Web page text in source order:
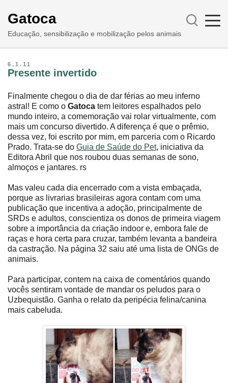
Gatoca
Educação, sensibilização e mobilização pelos animais
6.1.11
Presente invertido
Finalmente chegou o dia de dar férias ao meu inferno
astral! E como o Gatoca tem leitores espalhados pelo
mundo inteiro, a comemoração vai rolar virtualmente, com
mais um concurso divertido. A diferença é que o prêmio,
dessa vez, foi escrito por mim, em parceria com o Ricardo
Prado. Trata-se do Guia de Saúde do Pet, iniciativa da
Editora Abril que nos roubou duas semanas de sono,
almoços e jantares. rs
Mas valeu cada dia encerrado com a vista embaçada,
porque as livrarias brasileiras agora contam com uma
publicação que incentiva a adoção, principalmente de
SRDs e adultos, conscientiza os donos de primeira viagem
sobre a importância da criação indoor e, embora fale de
raças e hora certa para cruzar, também levanta a bandeira
da castração. Na página 32 saiu até uma lista de ONGs de
animais.
Para participar, contem na caixa de comentários quando
vocês sentiram vontade de mandar os peludos para o
Uzbequistão. Ganha o relato da peripécia felina/canina
mais cabeluda.